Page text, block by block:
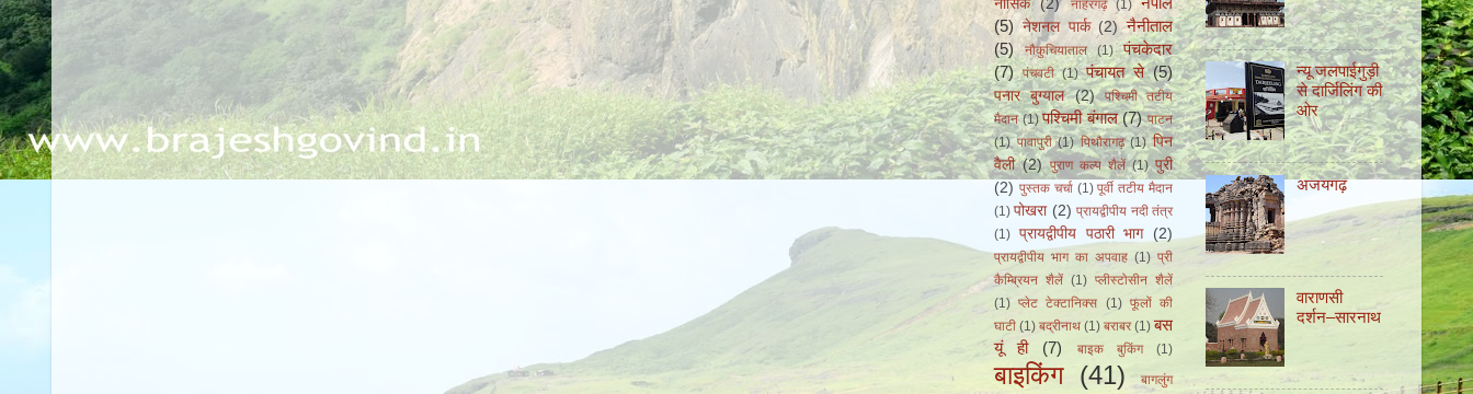
नासिक (2) नाहरगढ़ (1)
(5) नेशनल पार्क (2) नैनीताल
(5)
नौकुचियाताल (1)
पंचकेदार
(7)
पंचवटी (1) पंचायत से (5)
पनार बुग्याल (2)
पश्चिमी तटीय
मैदान (1) पश्चिमी बंगाल (7) पाटन
(1) पावापुरी (1) पिथौरागढ़ (1) पिन
वैली (2) पुराण कल्प शैलें (1) पुरी
(2) पुस्तक चर्चा (1) पूर्वी तटीय मैदान
(1) पोखरा (2) प्रायद्वीपीय नदी तंत्र
(1) प्रायद्वीपीय पठारी भाग (2)
प्रायद्वीपीय भाग का अपवाह (1) प्री
कैम्ब्रियन शैलें (1) प्लीस्टोसीन शैलें
(1) प्लेट टेक्टानिक्स (1) फूलों की
घाटी (1) बद्रीनाथ (1) बराबर (1) बस
यूं ही
(7) बाइक बुकिंग (1)
बाइकिंग (41)
बागलुंग
न्यू जलपाईगुड़ी
से दार्जिलिंग की
ओर
अजयगढ़
वाराणसी
दर्शन–सारनाथ